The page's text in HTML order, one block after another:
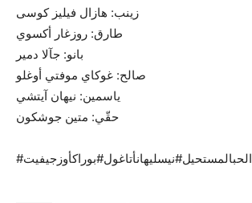
زينب: هازال فيليز كوسى
طارق: روزغار أكسوي
بانو: جآلا دمير
صالح: غوكاي موفتي أوغلو
ياسمين: نيهان آيتشي
حقّي: متين جوشكون
#الحبالمستحيل#نيسليهانأتاغول#بوراكأوزجيفيت